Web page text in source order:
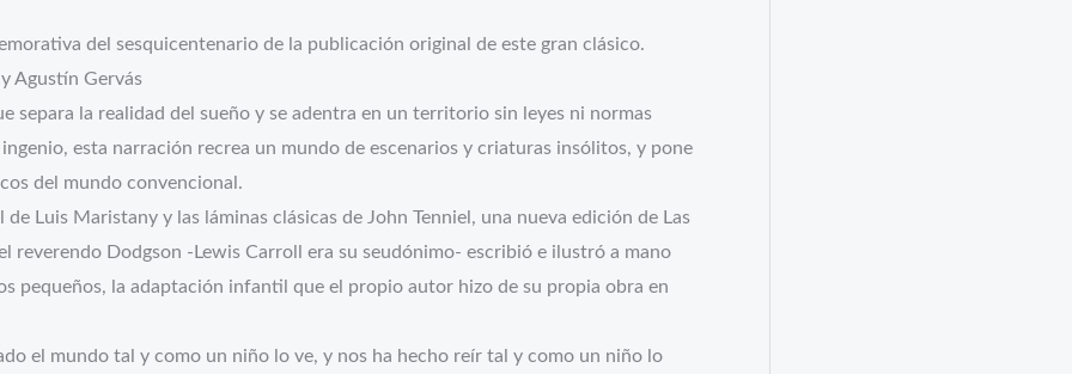
del sesquicentenario de la publicación original de este gran clásico.
Agustín Gervás
separa la realidad del sueño y se adentra en un territorio sin leyes ni normas
esta narración recrea un mundo de escenarios y criaturas insólitos, y pone
del mundo convencional.
Luis Maristany y las láminas clásicas de John Tenniel, una nueva edición de Las
reverendo Dodgson -Lewis Carroll era su seudónimo- escribió e ilustró a mano
pequeños, la adaptación infantil que el propio autor hizo de su propia obra en
el mundo tal y como un niño lo ve, y nos ha hecho reír tal y como un niño lo